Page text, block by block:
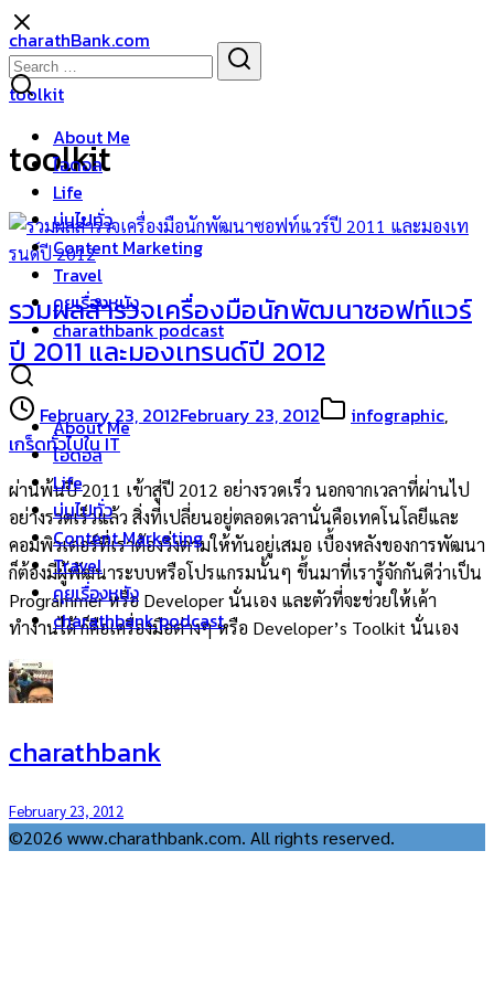
Skip
to
content
charathBank.com
About Me
ไอดอล
Life
บ่นไปทั่ว
Content Marketing
Travel
คุยเรื่องหนัง
charathbank podcast
About Me
ไอดอล
Life
บ่นไปทั่ว
Content Marketing
Travel
คุยเรื่องหนัง
charathbank podcast
Search
for:
toolkit
toolkit
รวมผลสำรวจเครื่องมือนักพัฒนาซอฟท์แวร์
ปี 2011 และมองเทรนด์ปี 2012
February 23, 2012February 23, 2012 infographic,
เกร็ดทั่วไปใน IT
ผ่านพ้นปี 2011 เข้าสู่ปี 2012 อย่างรวดเร็ว นอกจากเวลาที่ผ่านไป
อย่างรวดเร็วแล้ว สิ่งที่เปลี่ยนอยู่ตลอดเวลานั่นคือเทคโนโลยีและ
คอมพิวเตอร์ที่เราต้องวิ่งตามให้ทันอยู่เสมอ เบื้องหลังของการพัฒนา
ก็ต้องมีผู้พัฒนาระบบหรือโปรแกรมนั้นๆ ขึ้นมาที่เรารู้จักกันดีว่าเป็น
Programmer หรือ Developer นั่นเอง และตัวที่จะช่วยให้เค้า
ทำงานได้ ก็คือเครื่องมือต่างๆ หรือ Developer’s Toolkit นั่นเอง
charathbank
February 23, 2012
©2026 www.charathbank.com. All rights reserved.